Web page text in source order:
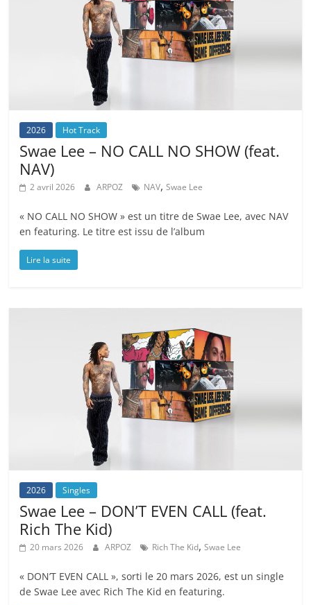
2026 Hot Track
Swae Lee – NO CALL NO SHOW (feat.
NAV)
2 avril 2026 ARPOZ NAV,Swae Lee
« NO CALL NO SHOW » est un titre de Swae Lee, avec NAV
en featuring. Le titre est issu de l’album
Lire la suite
2026 Singles
Swae Lee – DON’T EVEN CALL (feat.
Rich The Kid)
20 mars 2026 ARPOZ Rich The Kid,Swae Lee
« DON’T EVEN CALL », sorti le 20 mars 2026, est un single
de Swae Lee avec Rich The Kid en featuring.